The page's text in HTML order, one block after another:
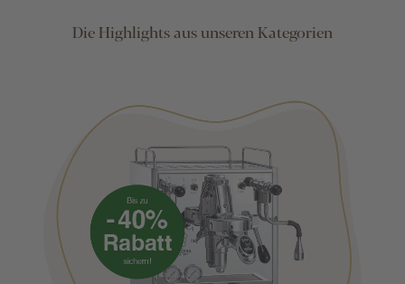
Die Highlights aus unseren Kategorien